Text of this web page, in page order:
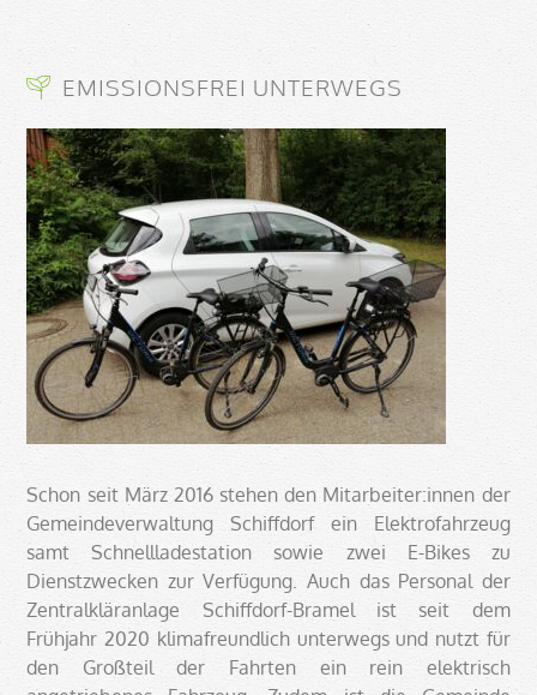
EMISSIONSFREI UNTERWEGS
Schon seit März 2016 stehen den Mitarbeiter:innen der
Gemeindeverwaltung Schiffdorf ein Elektrofahrzeug
samt Schnellladestation sowie zwei E-Bikes zu
Dienstzwecken zur Verfügung. Auch das Personal der
Zentralkläranlage Schiffdorf-Bramel ist seit dem
Frühjahr 2020 klimafreundlich unterwegs und nutzt für
den Großteil der Fahrten ein rein elektrisch